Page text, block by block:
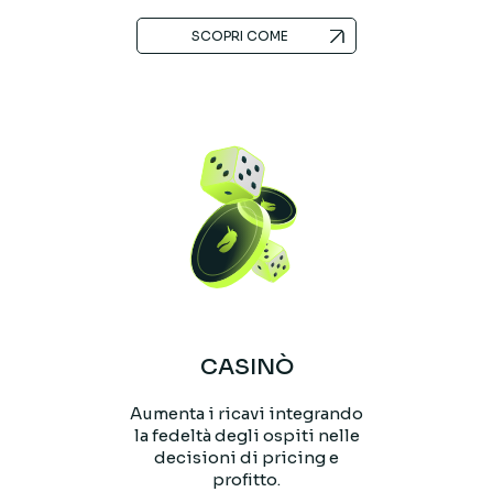
SCOPRI COME
CASINÒ
Aumenta i ricavi integrando
la fedeltà degli ospiti nelle
decisioni di pricing e
profitto.